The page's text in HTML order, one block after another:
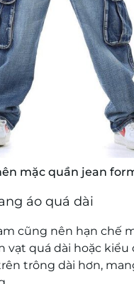
mặc quần jean
áo quá dài
cũng nên hạn chế
vạt quá dài hoặc kiểu
trông dài hơn,